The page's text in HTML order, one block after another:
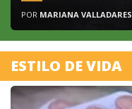
POR MARIANA VALLADARES
ESTILO DE VIDA